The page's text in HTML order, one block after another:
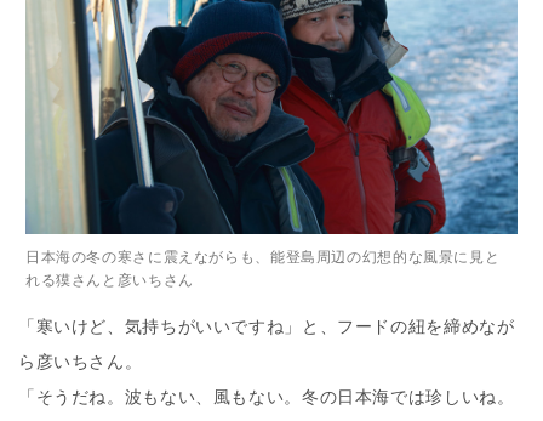
日本海の冬の寒さに震えながらも、能登島周辺の幻想的な風景に見と
れる獏さんと彦いちさん
「寒いけど、気持ちがいいですね」と、フードの紐を締めなが
ら彦いちさん。
「そうだね。波もない、風もない。冬の日本海では珍しいね。